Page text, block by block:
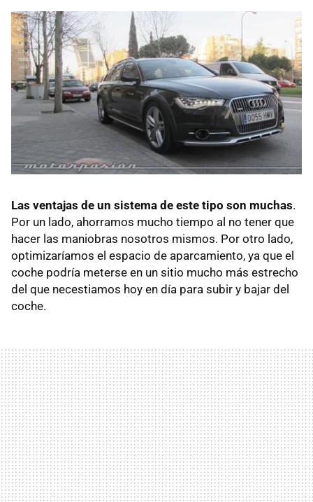
Las ventajas de un sistema de este tipo son muchas.
Por un lado, ahorramos mucho tiempo al no tener que
hacer las maniobras nosotros mismos. Por otro lado,
optimizaríamos el espacio de aparcamiento, ya que el
coche podría meterse en un sitio mucho más estrecho
del que necestiamos hoy en día para subir y bajar del
coche.